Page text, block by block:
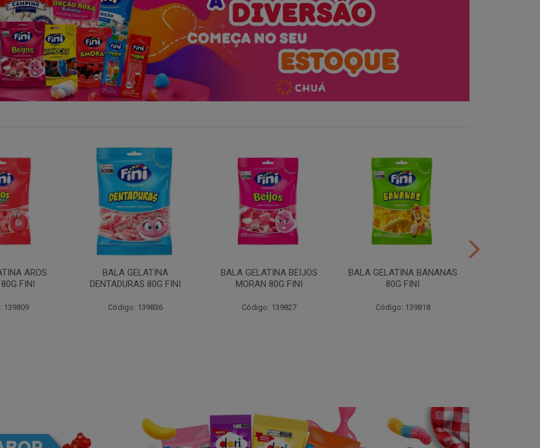
AROS
FINI
139809
BALA GELATINA
DENTADURAS 80G FINI
Código: 139836
BALA GELATINA BEIJOS
MORAN 80G FINI
Código: 139827
BALA GELATINA BANANAS
80G FINI
Código: 139818